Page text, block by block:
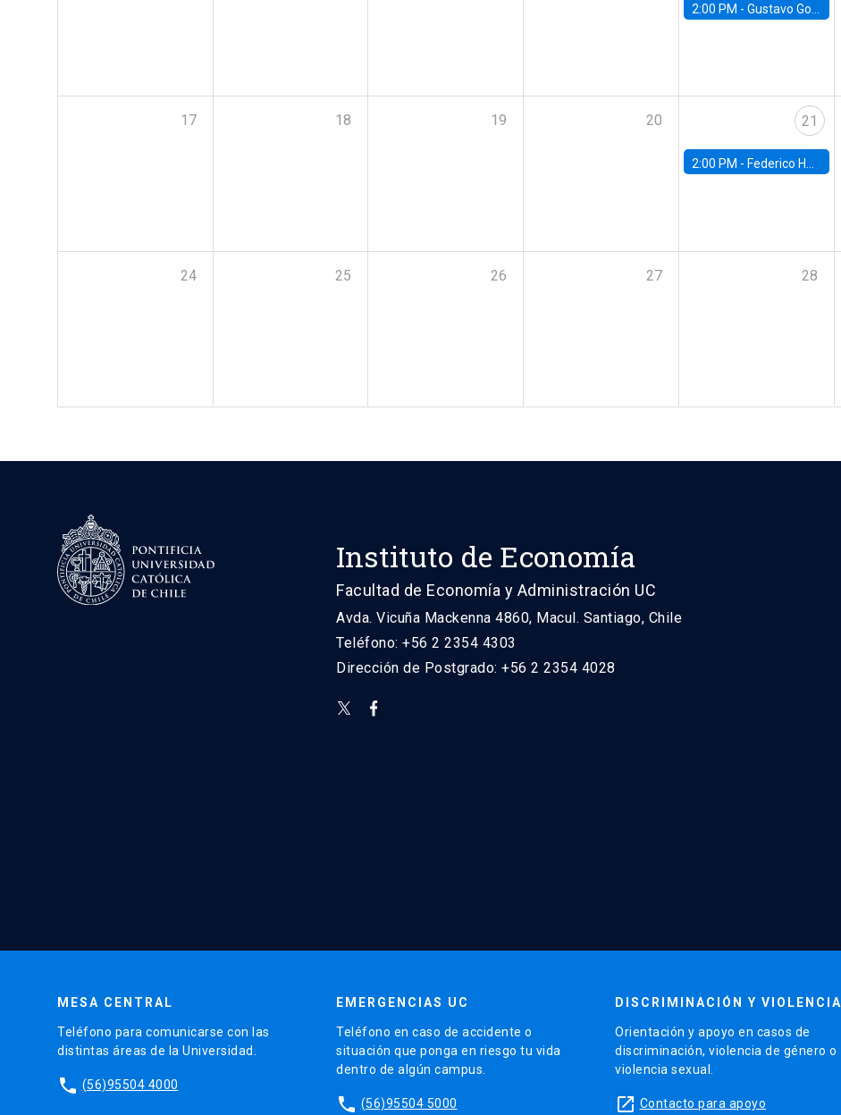
2:00 PM - Gustavo González - Banco Central de Chile
17 18 19 20 21
2:00 PM - Federico Huneeus - Banco Central de Chile
24 25 26 27 28
Instituto de Economía
Facultad de Economía y Administración UC
Avda. Vicuña Mackenna 4860, Macul. Santiago, Chile
Teléfono: +56 2 2354 4303
Dirección de Postgrado: +56 2 2354 4028
MESA CENTRAL
Teléfono para comunicarse con las
distintas áreas de la Universidad.
phone (56)95504 4000
EMERGENCIAS UC
Teléfono en caso de accidente o
situación que ponga en riesgo tu vida
dentro de algún campus.
phone (56)95504 5000
DISCRIMINACIÓN Y VIOLENCIA
Orientación y apoyo en casos de
discriminación, violencia de género o
violencia sexual.
launch Contacto para apoyo